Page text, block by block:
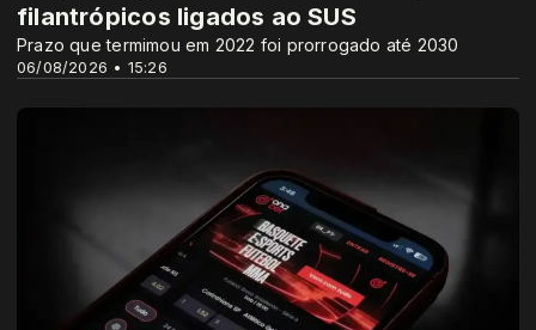
06/08/2026 • 15:26
filantrópicos ligados ao SUS
Prazo que termimou em 2022 foi prorrogado até 2030